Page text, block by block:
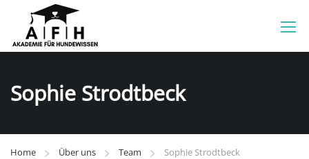
Sophie Strodtbeck
Home Über uns Team Sophie Strodtbeck